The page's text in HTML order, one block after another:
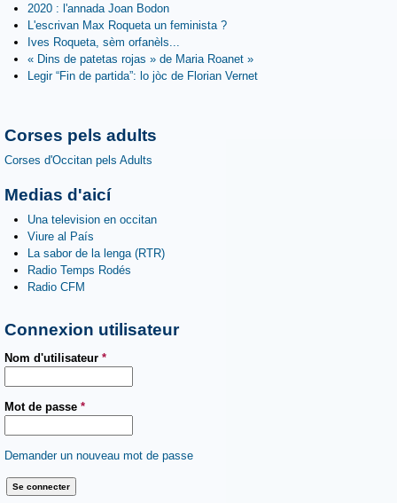
2020 : l'annada Joan Bodon
L'escrivan Max Roqueta un feminista ?
Ives Roqueta, sèm orfanèls...
« Dins de patetas rojas » de Maria Roanet »
Legir “Fin de partida”: lo jòc de Florian Vernet
Corses pels adults
Corses d'Occitan pels Adults
Medias d'aicí
Una television en occitan
Viure al País
La sabor de la lenga (RTR)
Radio Temps Rodés
Radio CFM
Connexion utilisateur
Nom d'utilisateur *
Mot de passe *
Demander un nouveau mot de passe